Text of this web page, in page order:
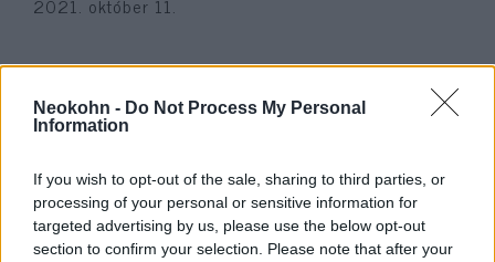
Neokohn - Do Not Process My Personal
Information
If you wish to opt-out of the sale, sharing to third parties, or
processing of your personal or sensitive information for
targeted advertising by us, please use the below opt-out
section to confirm your selection. Please note that after your